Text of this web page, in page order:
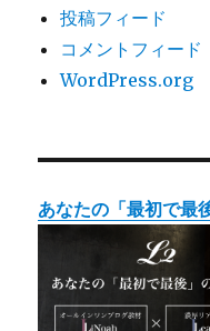
投稿フィード
コメントフィード
WordPress.org
あなたの「最初で最